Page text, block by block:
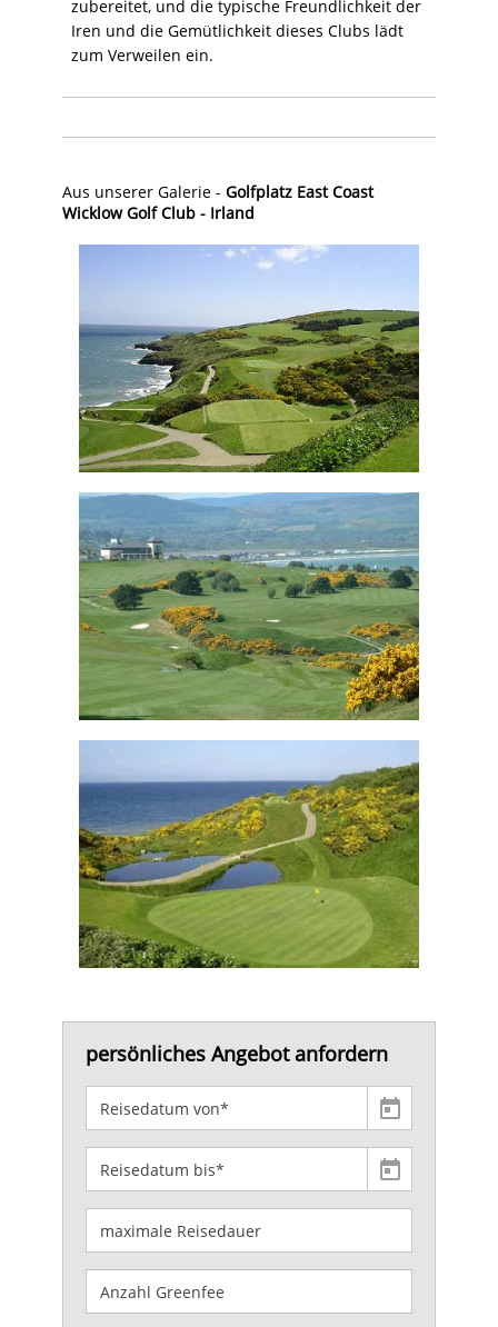
zubereitet, und die typische Freundlichkeit der
Iren und die Gemütlichkeit dieses Clubs lädt
zum Verweilen ein.
Aus unserer Galerie - Golfplatz East Coast
Wicklow Golf Club - Irland
persönliches Angebot anfordern